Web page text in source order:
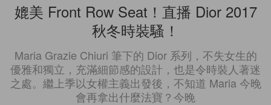
媲美 Front Row Seat！直播 Dior 2017
秋冬時裝騷！
Maria Grazie Chiuri 筆下的 Dior 系列，不失女生的
優雅和獨立，充滿細節感的設計，也是令時裝人著迷
之處。繼上季以女權主義出發後，不知道 Maria 今晚
會再拿出什麼法寶？今晚